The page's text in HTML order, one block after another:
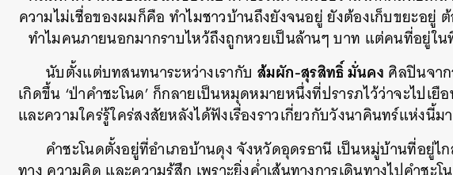
ความไม่เชื่อของผมก็คือ ทำไมชาวบ้านถึงยังจนอยู่ ยังต้องเก็บขยะอยู่
ทำไมคนภายนอกมากราบไหว้ถึงถูกหวยเป็นล้านๆ บาท แต่คนที่อยู่ใน
นับตั้งแต่บทสนทนาระหว่างเรากับ ส้มผัก-สุรสิทธิ์ มั่นคง ศิลปินจา
เกิดขึ้น ‘ป่าคำชะโนด’ ก็กลายเป็นหมุดหมายหนึ่งที่ปรารภไว้ว่าจะไปเ
และความใคร่รู้ใคร่สงสัยหลังได้ฟังเรื่องราวเกี่ยวกับวังนาคินทร์แห่งนี้ม
คำชะโนดตั้งอยู่ที่อำเภอบ้านดุง จังหวัดอุดรธานี เป็นหมู่บ้านที่อยู่ไ